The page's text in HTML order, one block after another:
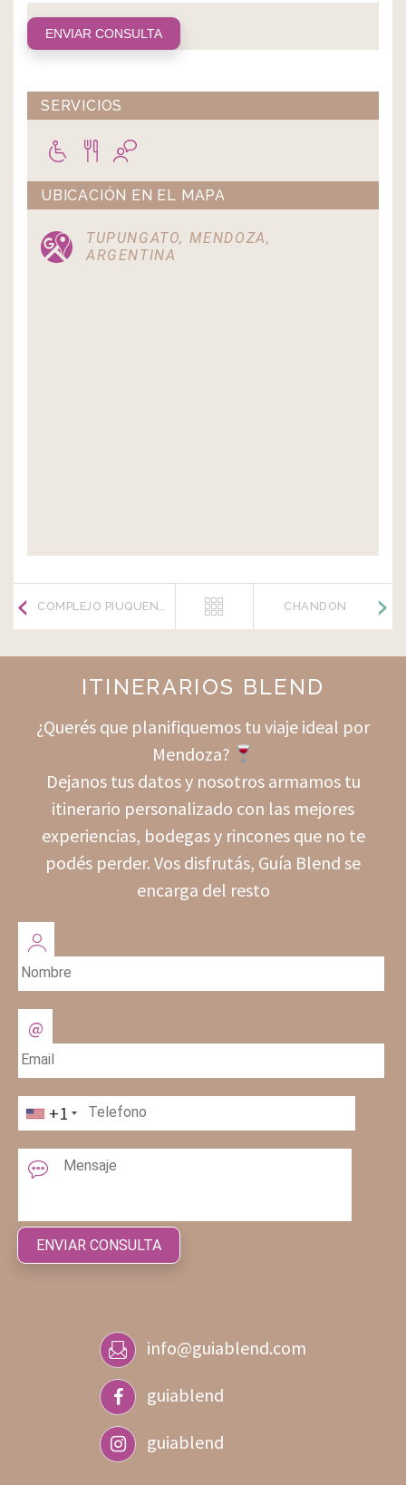
SERVICIOS
UBICACIÓN EN EL MAPA
TUPUNGATO, MENDOZA,
ARGENTINA
COMPLEJO PIUQUENES CHANDON
ITINERARIOS BLEND
¿Querés que planifiquemos tu viaje ideal por
Mendoza?
Dejanos tus datos y nosotros armamos tu
itinerario personalizado con las mejores
experiencias, bodegas y rincones que no te
podés perder. Vos disfrutás, Guía Blend se
encarga del resto
+1
info@guiablend.com
guiablend
guiablend